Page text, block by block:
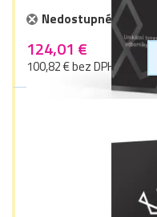
Nedostupné
124,01 €
100,82 € bez DPH